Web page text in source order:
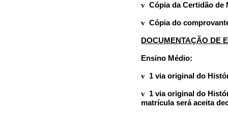
v Cópia da Certidão de
v Cópia do
DOCUMENTAÇÃO DE
Ensino Médio:
v 1 via original do
v 1 via original do
matrícula será aceita